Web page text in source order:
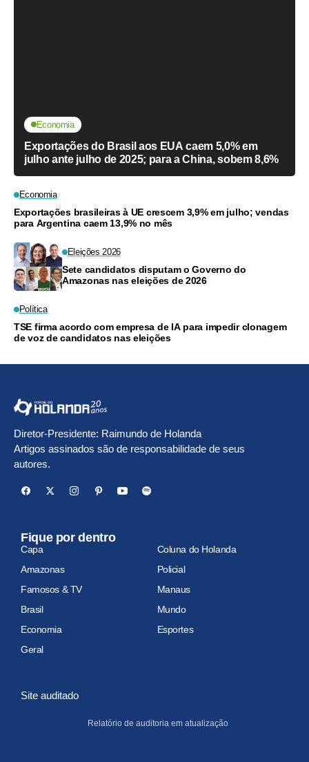
Economia
Exportações do Brasil aos EUA caem 5,0% em
julho ante julho de 2025; para a China, sobem 8,6%
Economia
Exportações brasileiras à UE crescem 3,9% em julho; vendas
para Argentina caem 13,9% no mês
Eleições 2026
Sete candidatos disputam o Governo do
Amazonas nas eleições de 2026
Política
TSE firma acordo com empresa de IA para impedir clonagem
de voz de candidatos nas eleições
Diretor-Presidente: Raimundo de Holanda
Artigos assinados são de responsabilidade de seus
autores.
Fique por dentro
Capa
Coluna do Holanda
Amazonas
Policial
Famosos & TV
Manaus
Brasil
Mundo
Economia
Esportes
Geral
Site auditado
Relatório de auditoria em atualização